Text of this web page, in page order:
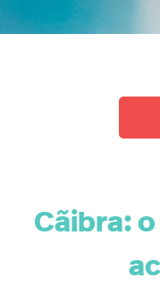
Cãibra: